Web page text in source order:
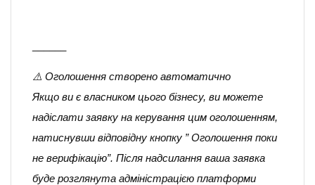
⚠️ Оголошення створено автоматично
Якщо ви є власником цього бізнесу, ви можете
надіслати заявку на керування цим оголошенням,
натиснувши відповідну кнопку ” Оголошення поки
не верифікацію”. Після надсилання ваша заявка
буде розглянута адміністрацією платформи